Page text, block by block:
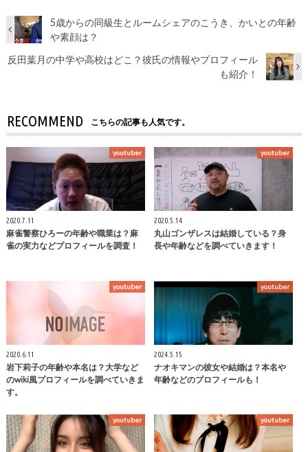
5歳からの同級生とルームシェアのこうき、かいとの年齢
や素顔は？
反田葉月の中学や高校はどこ？彼氏の情報やプロフィール
も紹介！
RECOMMEND こちらの記事も人気です。
youtuber
2020.7.11
麻雀警察ひろーの年齢や職業は？麻
雀の実力などプロフィールを調査！
youtuber
2020.5.14
丸山ゴンザレスは結婚している？身
長や年齢などを調べていきます！
youtuber
2020.6.11
岩下莉子の年齢や本名は？大学など
のwiki風プロフィールを調べていきま
す。
youtuber
2024.5.15
ナオキマンの彼女や結婚は？本名や
年齢などのプロフィールも！
youtuber youtuber